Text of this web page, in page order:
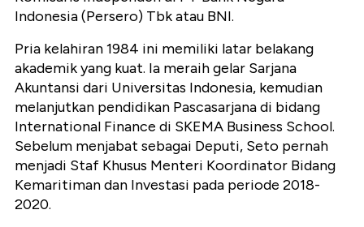
Indonesia (Persero) Tbk atau BNI.
Pria kelahiran 1984 ini memiliki latar belakang
akademik yang kuat. Ia meraih gelar Sarjana
Akuntansi dari Universitas Indonesia, kemudian
melanjutkan pendidikan Pascasarjana di bidang
International Finance di SKEMA Business School.
Sebelum menjabat sebagai Deputi, Seto pernah
menjadi Staf Khusus Menteri Koordinator Bidang
Kemaritiman dan Investasi pada periode 2018-
2020.